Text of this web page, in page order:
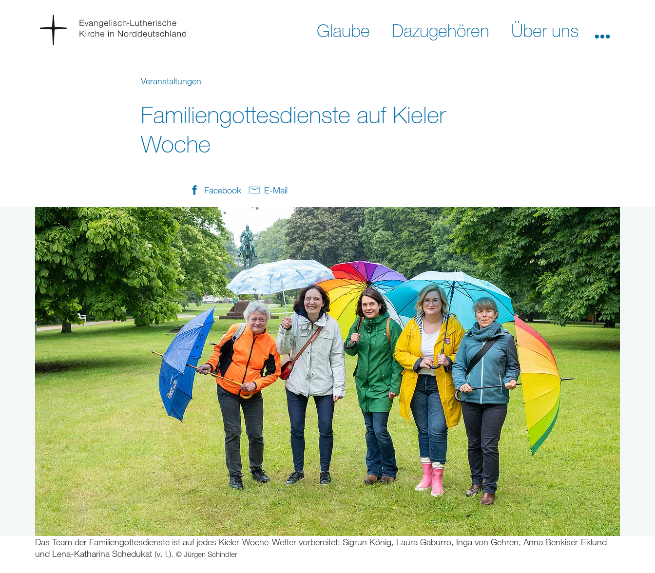
Glaube Dazugehören Über uns
Veranstaltungen
Familiengottesdienste auf Kieler
Woche
Facebook E-Mail
Das Team der Familiengottesdienste ist auf jedes Kieler-Woche-Wetter vorbereitet: Sigrun König, Laura Gaburro, Inga von Gehren, Anna Benkiser-Eklund
und Lena-Katharina Schedukat (v. l.). © Jürgen Schindler